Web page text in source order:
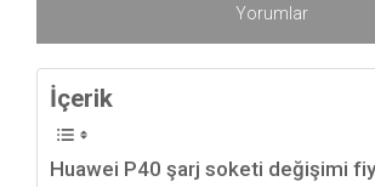
Yorumlar
İçerik
Huawei P40 şarj soketi değişimi